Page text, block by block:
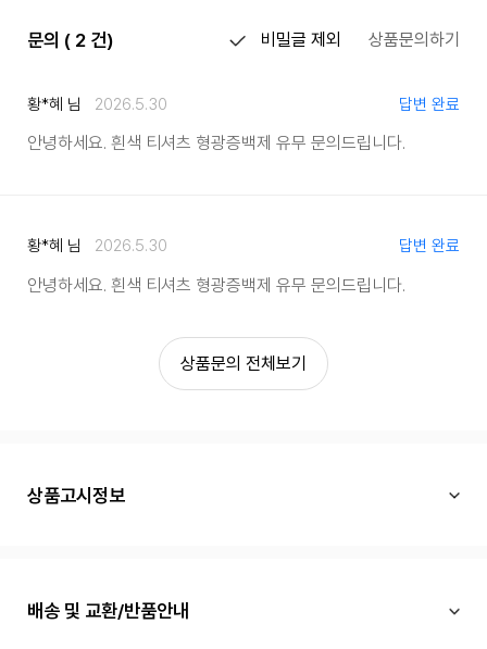
문의 ( 2 건) 비밀글 제외 상품문의하기
황*혜 님 2026.5.30 답변 완료
안녕하세요. 흰색 티셔츠 형광증백제 유무 문의드립니다.
황*혜 님 2026.5.30 답변 완료
안녕하세요. 흰색 티셔츠 형광증백제 유무 문의드립니다.
상품문의 전체보기
상품고시정보
배송 및 교환/반품안내